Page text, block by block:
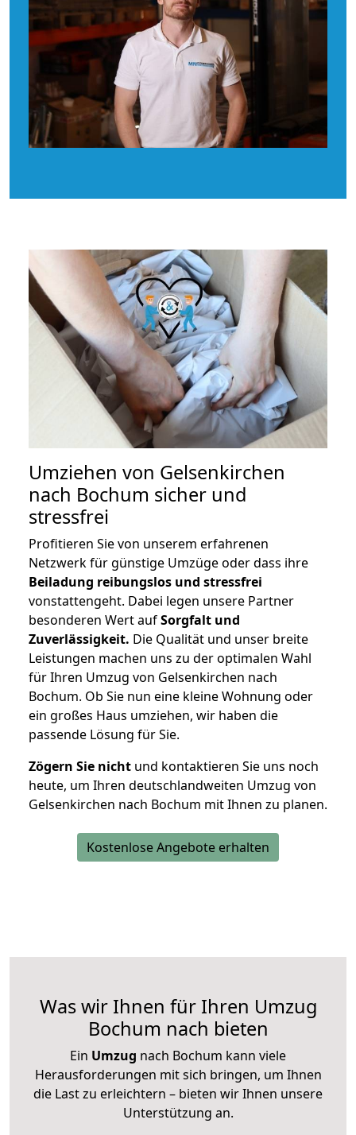
Umziehen von Gelsenkirchen
nach Bochum sicher und
stressfrei
Profitieren Sie von unserem erfahrenen
Netzwerk für günstige Umzüge oder dass ihre
Beiladung reibungslos und stressfrei
vonstattengeht. Dabei legen unsere Partner
besonderen Wert aufSorgfalt und
Zuverlässigkeit. Die Qualität und unser breite
Leistungen machen uns zu der optimalen Wahl
für Ihren Umzug von Gelsenkirchen nach
Bochum. Ob Sie nun eine kleine Wohnung oder
ein großes Haus umziehen, wir haben die
passende Lösung für Sie.
Zögern Sie nicht und kontaktieren Sie uns noch
heute, um Ihren deutschlandweiten Umzug von
Gelsenkirchen nach Bochum mit Ihnen zu planen.
Kostenlose Angebote erhalten
Was wir Ihnen für Ihren Umzug
Bochum nach bieten
Ein Umzug nach Bochum kann viele
Herausforderungen mit sich bringen, um Ihnen
die Last zu erleichtern – bieten wir Ihnen unsere
Unterstützung an.